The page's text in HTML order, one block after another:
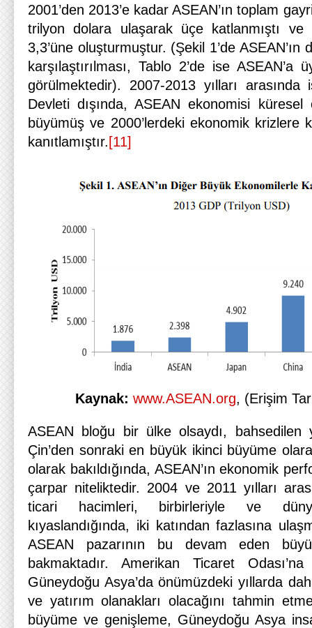
2001’den 2013’e kadar ASEAN’ın toplam
trilyon dolara ulaşarak üçe katlanmıştı
3,3’üne oluşturmuştur. (Şekil 1’de
karşılaştırılması, Tablo 2’de ise ASEAN’a
görülmektedir). 2007-2013 yılları
Devleti dışında, ASEAN ekonomisi küresel
büyümüş ve 2000’lerdeki ekonomik krizlere
kanıtlamıştır. [11]
Kaynak: www.ASEAN.org, (Erişim
ASEAN bloğu bir ülke olsaydı, bahsedilen
Çin’den sonraki en büyük ikinci büyüme
olarak bakıldığında, ASEAN’ın ekonomik
çarpar niteliktedir. 2004 ve 2011 yılları
ticari hacimleri, birbirleriyle ve
kıyaslandığında, iki katından fazlasına
ASEAN pazarının bu devam eden
bakmaktadır. Amerikan Ticaret
Güneydoğu Asya’da önümüzdeki yıllarda
ve yatırım olanakları olacağını tahmin
büyüme ve genişleme, Güneydoğu Asya